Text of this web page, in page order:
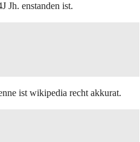
Jh. enstanden ist.
ist wikipedia recht akkurat.